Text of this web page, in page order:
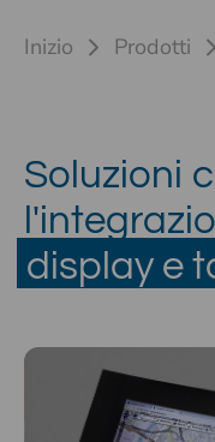
Inizio Prodotti
Soluzioni
display e